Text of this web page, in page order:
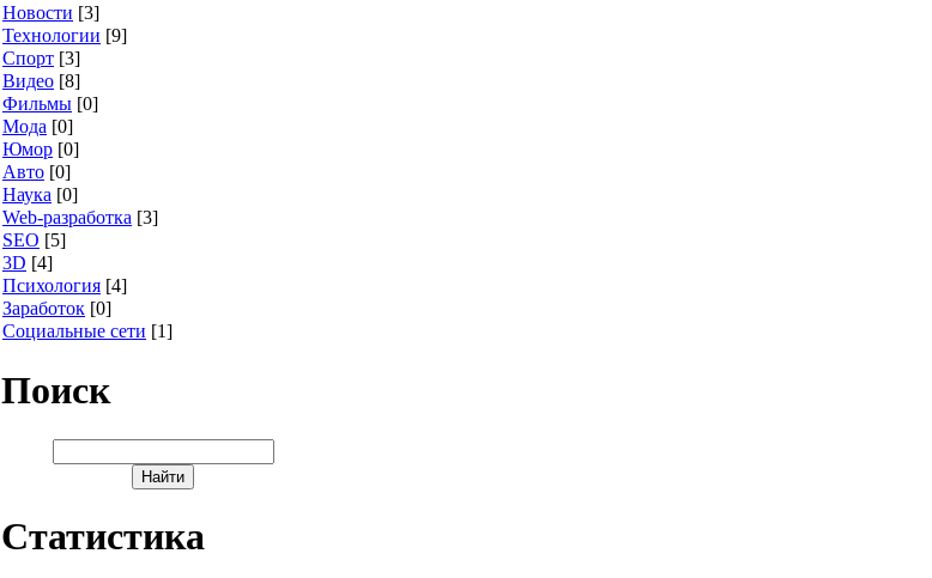
Новости [3]
Технологии [9]
Спорт [3]
Видео [8]
Фильмы [0]
Мода [0]
Юмор [0]
Авто [0]
Наука [0]
Web-разработка [3]
SEO [5]
3D [4]
Психология [4]
Заработок [0]
Социальные сети [1]
Поиск
Статистика